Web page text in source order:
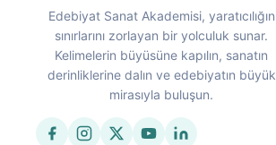
Edebiyat Sanat Akademisi, yaratıcılığın
sınırlarını zorlayan bir yolculuk sunar.
Kelimelerin büyüsüne kapılın, sanatın
derinliklerine dalın ve edebiyatın büyük
mirasıyla buluşun.